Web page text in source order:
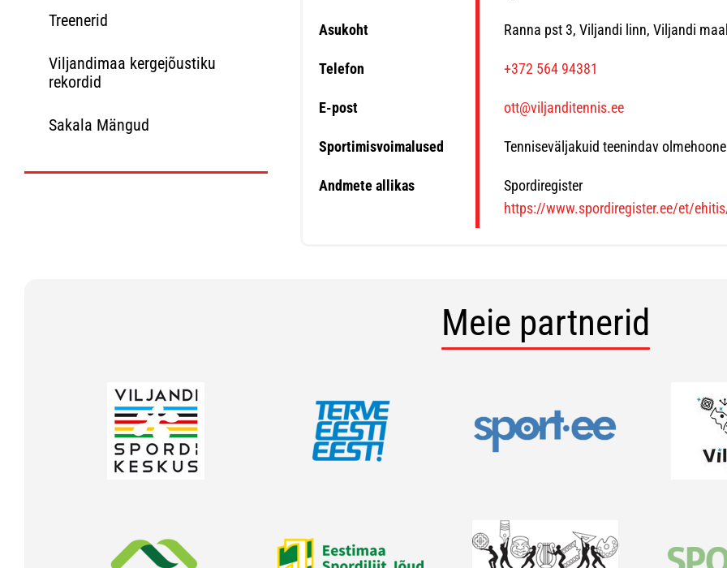
Treenerid
Viljandimaa kergejõustiku
rekordid
Sakala Mängud
Asukoht Ranna pst 3, Viljandi linn, Viljandi
Telefon +372 564 94381
E-post ott@viljanditennis.ee
Sportimisvoimalused Tenniseväljakuid teenindav olmehoone
Andmete allikas
Spordiregister
https://www.spordiregister.ee/et/
Meie partnerid